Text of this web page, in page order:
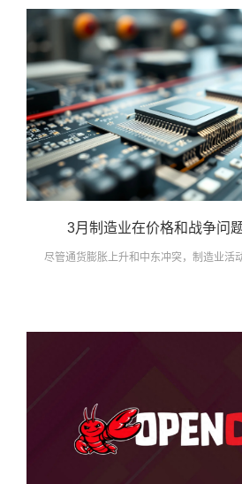
3月制造业在价格和战争问
尽管通货膨胀上升和中东冲突，制造业活